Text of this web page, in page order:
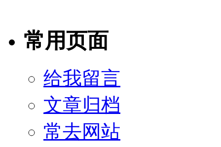
常用页面
给我留言
文章归档
常去网站